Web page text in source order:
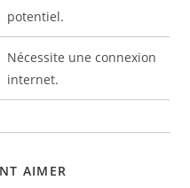
potentiel.
Nécessite une connexion
internet.
AIMER